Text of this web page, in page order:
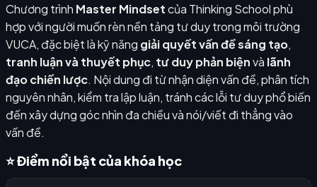
Chương trình Master Mindsetcủa Thinking School phù
hợp với người muốn rèn nền tảng tư duy trong môi trường
VUCA, đặc biệt là kỹ năng giải quyết vấn đề sáng tạo,
tranh luận và thuyết phục, tư duy phản biệnvà lãnh
đạo chiến lược. Nội dung đi từ nhận diện vấn đề, phân tích
nguyên nhân, kiểm tra lập luận, tránh các lỗi tư duy phổ biến
đến xây dựng góc nhìn đa chiều và nói/viết đi thẳng vào
vấn đề.
⭐ Điểm nổi bật của khóa học